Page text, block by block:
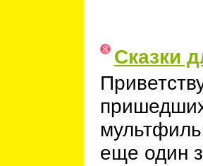
Сказки
еще один